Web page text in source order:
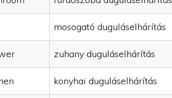
mosogató duguláselhárítás
zuhany duguláselhárítás
konyhai duguláselhárítás